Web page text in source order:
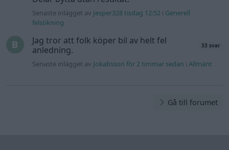
Senaste inlägget av Jesper328 tisdag 12:52 i Generell
felsökning
Jag tror att folk köper bil av helt fel
anledning.
33 svar
Senaste inlägget av Jokabsson för 2 timmar sedan iAllmänt
Gå till forumet